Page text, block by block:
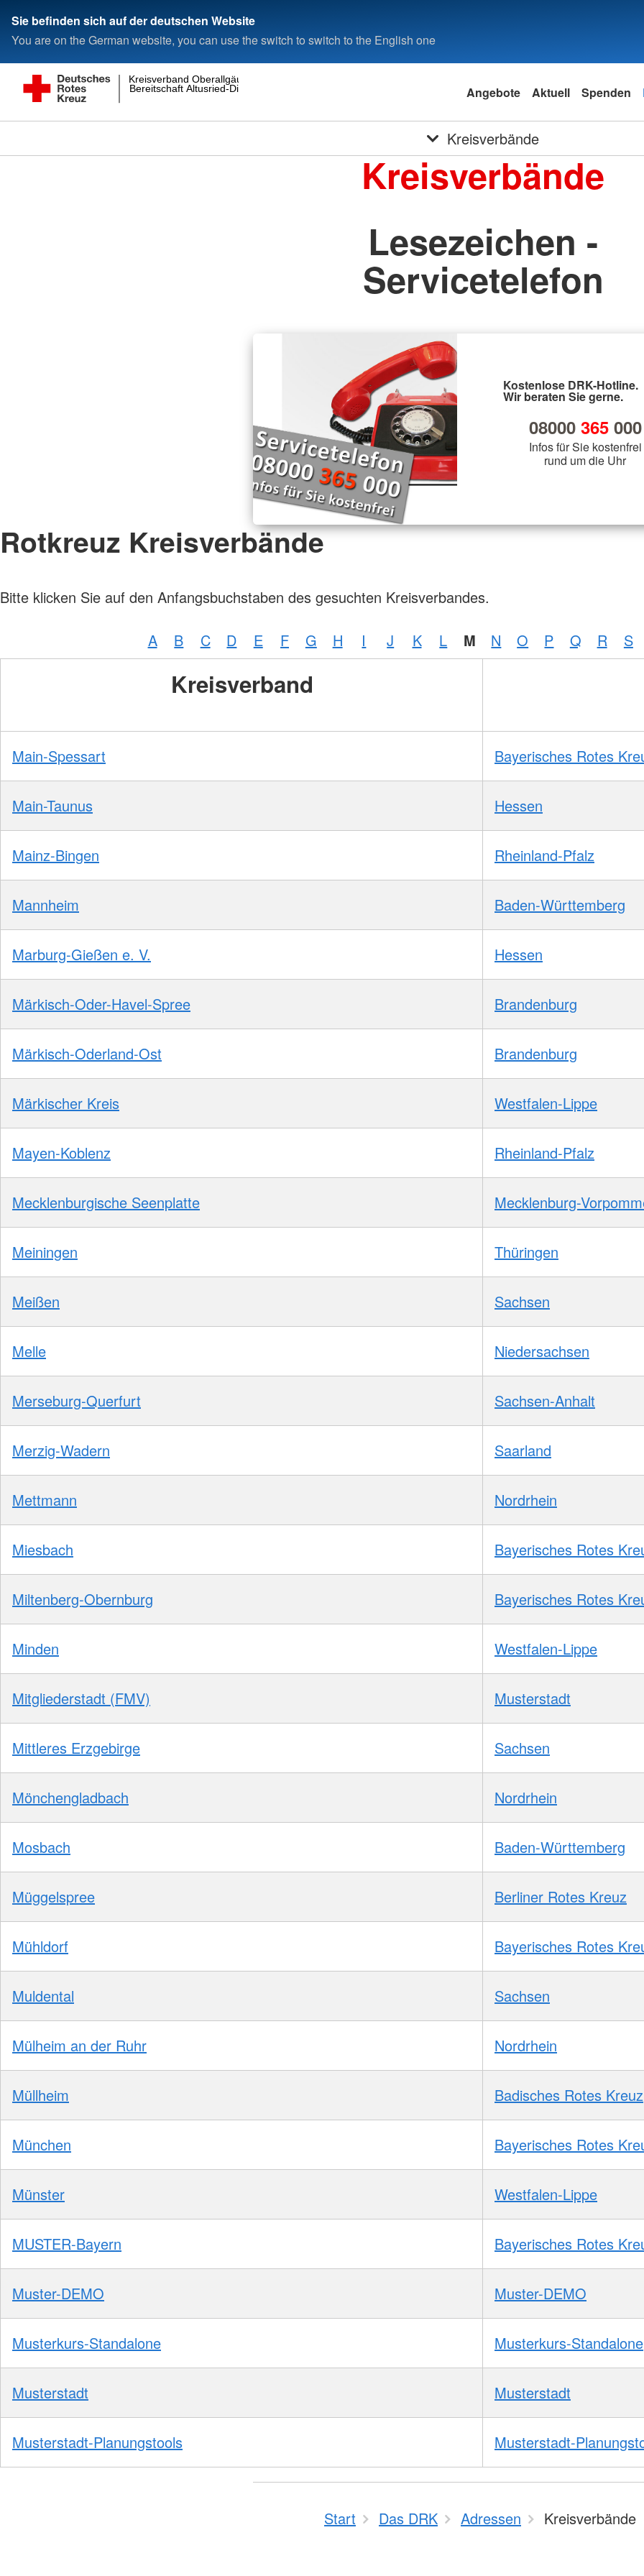
Sie befinden sich auf der deutschen Website
You are on the German website, you can use the switch to switch to the English one
Bereitschaft Altusried-Dietmannsried
Kreisverband Oberallgäu
Angebote Aktuell Spenden
Kreisverbände
Kreisverbände
Lesezeichen -
Servicetelefon
Kostenlose DRK-Hotline.
Wir beraten Sie gerne.
08000 365000
Infos für Sie kostenfrei
rund um die Uhr
Rotkreuz Kreisverbände
Bitte klicken Sie auf den Anfangsbuchstaben des gesuchten Kreisverbandes.
A B C D E F G H I J K L M N O P Q R S
Kreisverband
Main-Spessart Bayerisches Rotes
Main-Taunus Hessen
Mainz-Bingen Rheinland-Pfalz
Mannheim Baden-Württemberg
Marburg-Gießen e. V. Hessen
Märkisch-Oder-Havel-Spree Brandenburg
Märkisch-Oderland-Ost Brandenburg
Märkischer Kreis Westfalen-Lippe
Mayen-Koblenz Rheinland-Pfalz
Mecklenburgische Seenplatte Mecklenburg-
Meiningen Thüringen
Meißen Sachsen
Melle Niedersachsen
Merseburg-Querfurt Sachsen-Anhalt
Merzig-Wadern Saarland
Mettmann Nordrhein
Miesbach Bayerisches Rotes
Miltenberg-Obernburg Bayerisches Rotes
Minden Westfalen-Lippe
Mitgliederstadt (FMV) Musterstadt
Mittleres Erzgebirge Sachsen
Mönchengladbach Nordrhein
Mosbach Baden-Württemberg
Müggelspree Berliner Rotes Kreuz
Mühldorf Bayerisches Rotes
Muldental Sachsen
Mülheim an der Ruhr Nordrhein
Müllheim Badisches Rotes Kreuz
München Bayerisches Rotes
Münster Westfalen-Lippe
MUSTER-Bayern Bayerisches Rotes
Muster-DEMO Muster-DEMO
Musterkurs-Standalone Musterkurs-Standalone
Musterstadt Musterstadt
Musterstadt-Planungstools Musterstadt-
Start Das DRK Adressen Kreisverbände